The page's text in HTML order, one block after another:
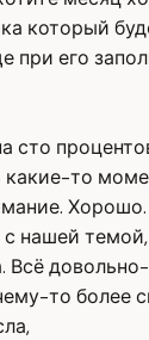
который
при его
сто
то
с нашей
Всё
то более